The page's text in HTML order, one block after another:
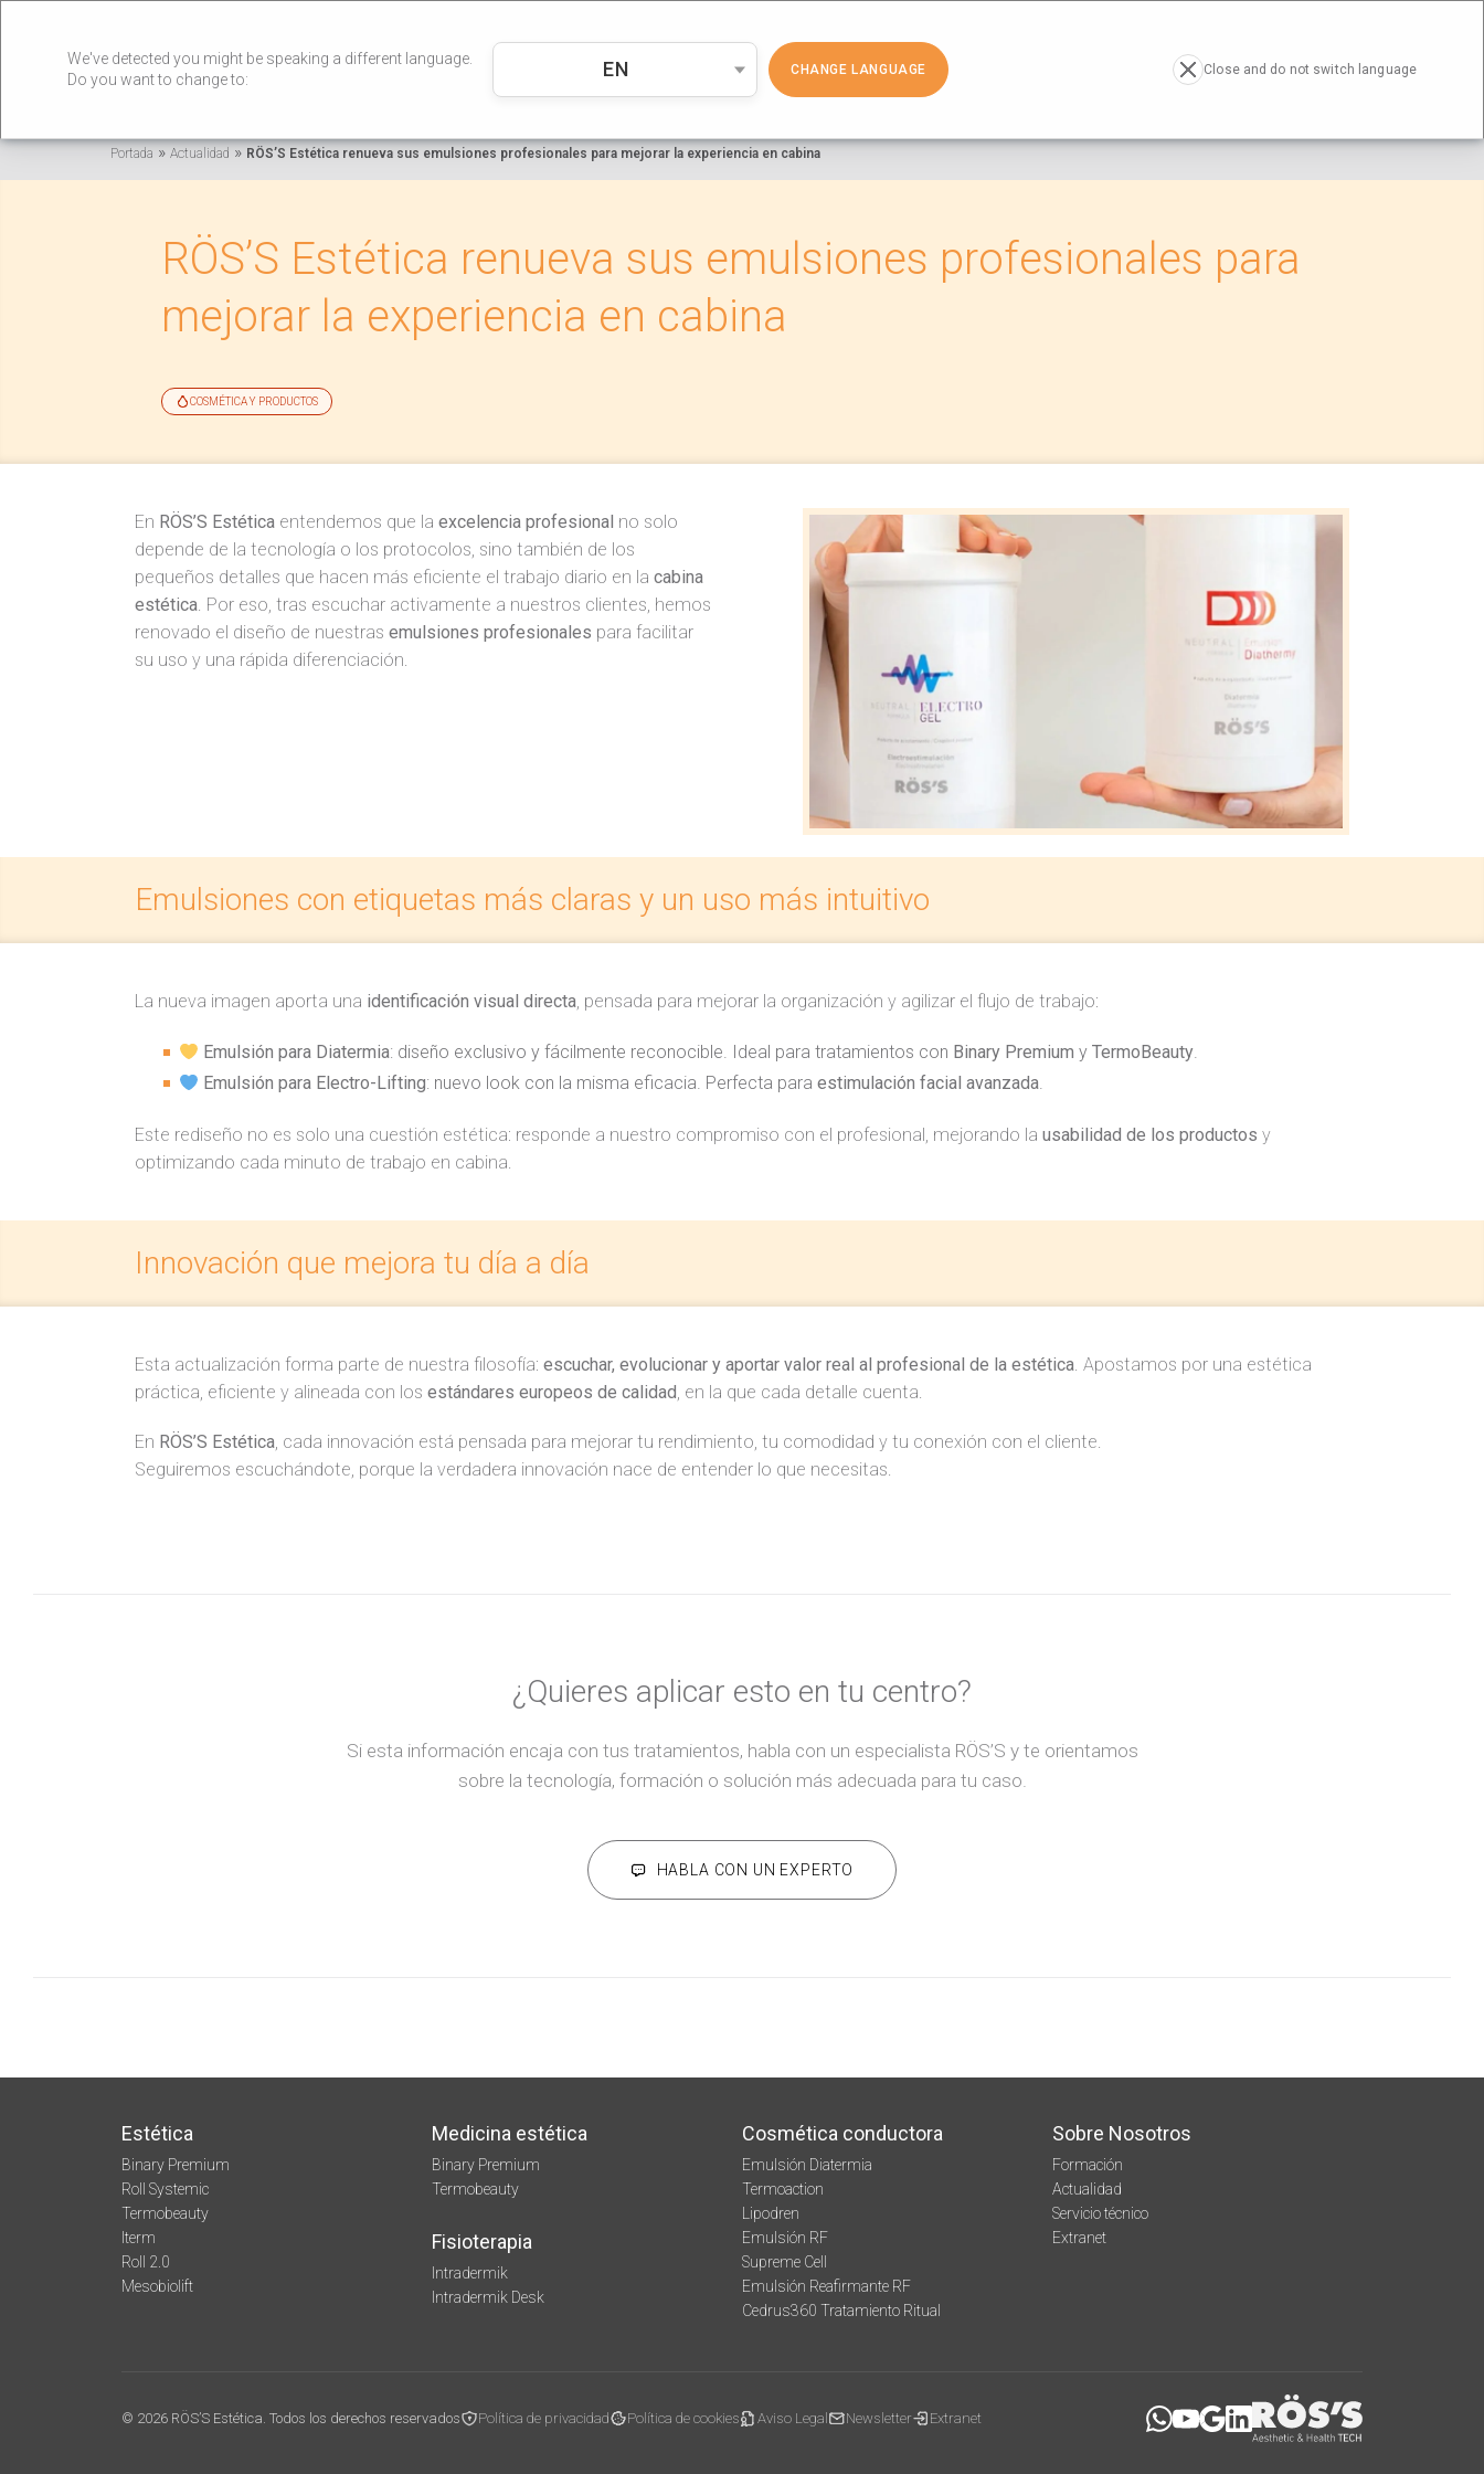
We've detected you might be speaking a different language.
Do you want to change to:
EN CHANGE LANGUAGE Close and do not switch language
COSMÉTICA CONTACTO
Portada»Actualidad»RÖS’S Estética renueva sus emulsiones profesionales para mejorar la experiencia en cabina
RÖS’S Estética renueva sus emulsiones profesionales para
mejorar la experiencia en cabina
COSMÉTICA Y PRODUCTOS
En RÖS’S Estética entendemos que la excelencia profesional no solo
depende de la tecnología o los protocolos, sino también de los
pequeños detalles que hacen más eficiente el trabajo diario en la cabina
estética. Por eso, tras escuchar activamente a nuestros clientes, hemos
renovado el diseño de nuestras emulsiones profesionales para facilitar
su uso y una rápida diferenciación.
Emulsiones con etiquetas más claras y un uso más intuitivo
La nueva imagen aporta una identificación visual directa, pensada para mejorar la organización y agilizar el flujo de trabajo:
Emulsión para Diatermia: diseño exclusivo y fácilmente reconocible. Ideal para tratamientos con Binary Premium yTermoBeauty.
Emulsión para Electro-Lifting: nuevo look con la misma eficacia. Perfecta paraestimulación facial avanzada.
Este rediseño no es solo una cuestión estética: responde a nuestro compromiso con el profesional, mejorando la usabilidad de los productos y
optimizando cada minuto de trabajo en cabina.
Innovación que mejora tu día a día
Esta actualización forma parte de nuestra filosofía: escuchar, evolucionar y aportar valor real al profesional de la estética. Apostamos por una estética
práctica, eficiente y alineada con los estándares europeos de calidad, en la que cada detalle cuenta.
En RÖS’S Estética, cada innovación está pensada para mejorar tu rendimiento, tu comodidad y tu conexión con el cliente.
Seguiremos escuchándote, porque la verdadera innovación nace de entender lo que necesitas.
¿Quieres aplicar esto en tu centro?
Si esta información encaja con tus tratamientos, habla con un especialista RÖS’S y te orientamos
sobre la tecnología, formación o solución más adecuada para tu caso.
HABLA CON UN EXPERTO
Estética
Binary Premium
Roll Systemic
Termobeauty
Iterm
Roll 2.0
Mesobiolift
Medicina estética
Binary Premium
Termobeauty
Fisioterapia
Intradermik
Intradermik Desk
Cosmética conductora
Emulsión Diatermia
Termoaction
Lipodren
Emulsión RF
Supreme Cell
Emulsión Reafirmante RF
Cedrus360 Tratamiento Ritual
Sobre Nosotros
Formación
Actualidad
Servicio técnico
Extranet
© 2026 RÖS’S Estética. Todos los derechos reservados Política de privacidad Política de cookies Aviso Legal Newsletter Extranet